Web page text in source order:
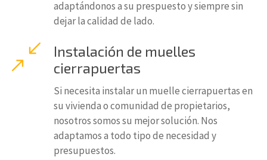
adaptándonos a su prespuesto y siempre sin
dejar la calidad de lado.
Instalación de muelles
cierrapuertas
Si necesita instalar un muelle cierrapuertas en
su vivienda o comunidad de propietarios,
nosotros somos su mejor solución. Nos
adaptamos a todo tipo de necesidad y
presupuestos.